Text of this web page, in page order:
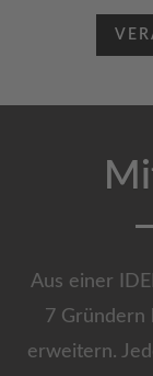
Aus einer
7 Gründern
erweitern.